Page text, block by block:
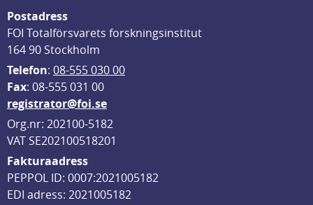
Postadress
FOI Totalförsvarets forskningsinstitut
164 90 Stockholm
Telefon: 08-555 030 00
Fax: 08-555 031 00
registrator@foi.se
Org.nr: 202100-5182
VAT SE202100518201
Fakturaadress
PEPPOL ID: 0007:2021005182
EDI adress: 2021005182